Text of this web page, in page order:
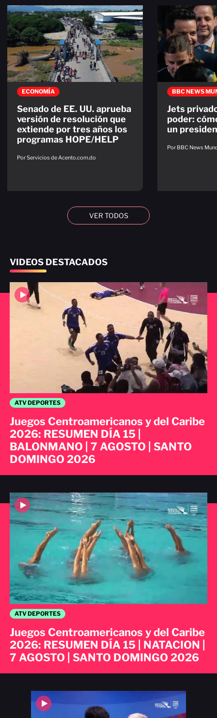
ECONOMÍA
Senado de EE. UU. aprueba
versión de resolución que
extiende por tres años los
programas HOPE/HELP
Por Servicios de Acento.com.do
BBC NEWS
Jets
poder:
un
Por BBC News
VER TODOS
VIDEOS DESTACADOS
ATV DEPORTES
Juegos Centroamericanos y del Caribe
2026: RESUMEN DÍA 15 | NATACION |
7 AGOSTO | SANTO DOMINGO 2026
ATV DEPORTES
Juegos Centroamericanos y del Caribe
2026: RESUMEN DÍA 15 |
BALONMANO | 7 AGOSTO | SANTO
DOMINGO 2026